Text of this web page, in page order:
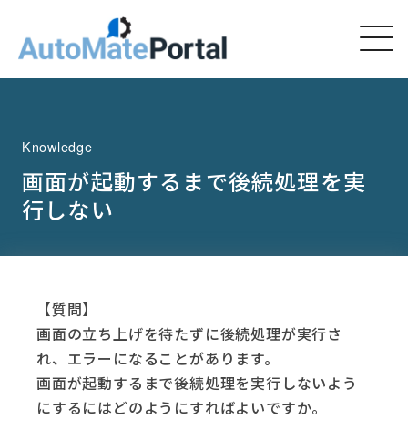
Knowledge
画面が起動するまで後続処理を実
行しない
【質問】
画面の立ち上げを待たずに後続処理が実行さ
れ、エラーになることがあります。
画面が起動するまで後続処理を実行しないよう
にするにはどのようにすればよいですか。